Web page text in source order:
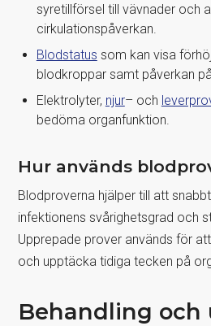
syretillförsel till vävnader och
cirkulationspåverkan.
Blodstatus som kan visa
blodkroppar samt påverkan
Elektrolyter, njur– och
bedöma organfunktion.
Hur används
Blodproverna hjälper till att
infektionens svårighetsgrad och
Upprepade prover används för
och upptäcka tidiga tecken på
Behandling och